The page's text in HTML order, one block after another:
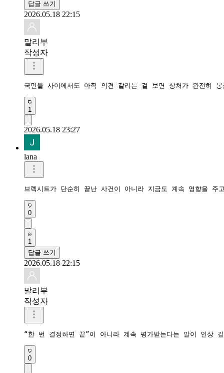
답글 쓰기
2026.05.18 22:15
말리부
작성자
국민들 사이에서도 아직 의견 갈리는 걸 보면 상처가 완전히
1
2026.05.18 23:27
lana
브렉시트가 단순히 끝난 사건이 아니라 지금도 계속 영향을
0
1
답글 쓰기
2026.05.18 22:15
말리부
작성자
“한 번 결정하면 끝”이 아니라 계속 평가받는다는 말이 인상
0